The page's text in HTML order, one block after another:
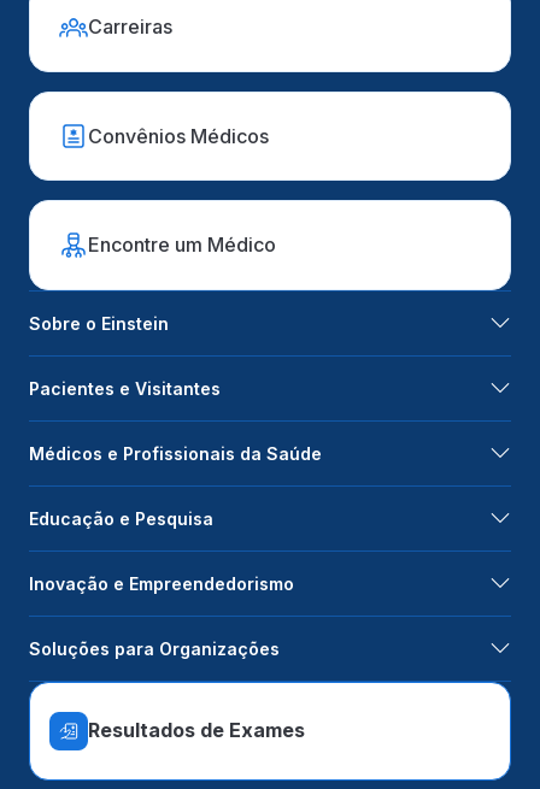
Carreiras
Convênios Médicos
Encontre um Médico
Sobre o Einstein
Pacientes e Visitantes
Médicos e Profissionais da Saúde
Educação e Pesquisa
Inovação e Empreendedorismo
Soluções para Organizações
Resultados de Exames